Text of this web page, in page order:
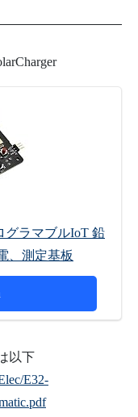
グラマブルIoT 鉛
、測定基板
以下
E32-